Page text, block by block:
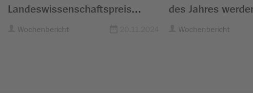
Landeswissenschaftspreis
ausgezeichnet
Wochenbericht
des Jahres
Wochenbericht